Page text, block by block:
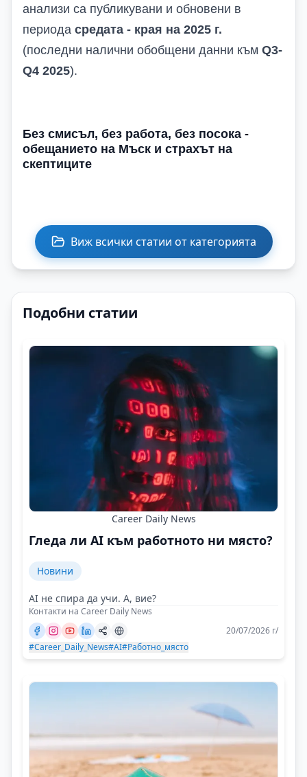
анализи са публикувани и обновени в
периода средата - края на 2025 г.
(последни налични обобщени данни към Q3-
Q4 2025).
Без смисъл, без работа, без посока -
обещанието на Мъск и страхът на
скептиците
Виж всички статии от категорията
Подобни статии
Career Daily News
Гледа ли AI към работното ни място?
Новини
AI не спира да учи. А, вие?
Контакти на Career Daily News
20/07/2026 г/
#Career_Daily_News#AI#Работно_място